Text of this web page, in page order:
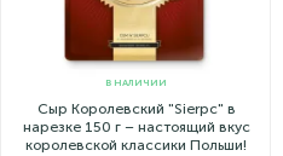
В НАЛИЧИИ
Сыр Королевский "Sierpc" в
нарезке 150 г – настоящий вкус
королевской классики Польши!